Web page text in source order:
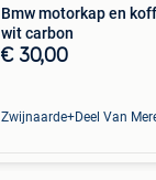
Bmw motorkap en
wit carbon
€ 30,00